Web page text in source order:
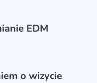
EDM
o wizycie